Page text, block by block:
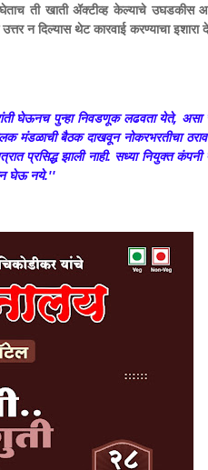
घेताच ती खाती ॲक्टीव्ह केल्याचे
न दिल्यास थेट कारवाई करण्याचा
घेऊनच पुन्हा निवडणूक लढवता येते, असा
मंडळाची बैठक दाखवून नोकरभरतीचा
प्रसिद्ध झाली नाही. सध्या नियुक्त
घेऊ नये.''